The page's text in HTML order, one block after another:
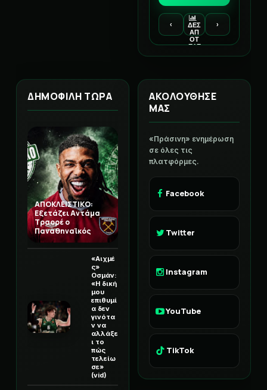
‹
ΔΕΣ
ΑΠ
ΟΤ
ΕΛΕ
›
ΔΗΜΟΦΙΛΗ ΤΩΡΑ
ΑΠΟΚΛΕΙΣΤΙΚΟ:
Εξετάζει Αντάμα
Τραορέ ο
Παναθηναϊκός
«Αιχμέ
ς»
Οσμάν:
«Η δική
μου
επιθυμί
α δεν
γινότα
ν να
αλλάξε
ι το
πώς
τελείω
σε»
(vid)
ΑΚΟΛΟΥΘΗΣΕ
ΜΑΣ
«Πράσινη» ενημέρωση
σε όλες τις
πλατφόρμες.
Facebook
Twitter
Instagram
YouTube
TikTok